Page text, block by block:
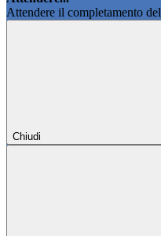
Attendere il completamento
Chiudi